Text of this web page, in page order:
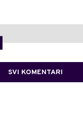
SVI KOMENTARI